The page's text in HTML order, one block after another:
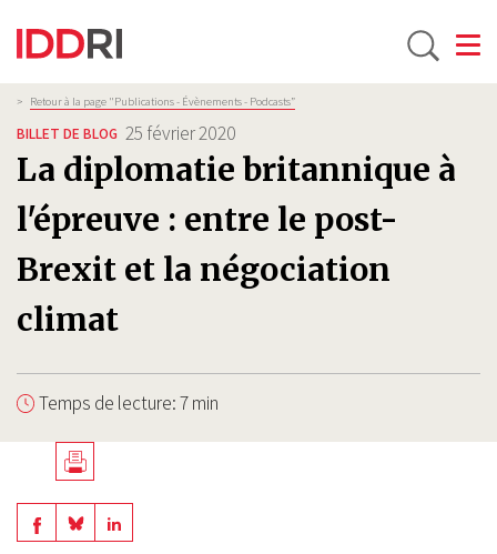
Aller
au
contenu
principal
Fil
d'Ariane
> Retour à la page "Publications - Évènements - Podcasts”
BILLET DE BLOG 25 février 2020
La diplomatie britannique à
l'épreuve : entre le post-
Brexit et la négociation
climat
Temps de lecture: 7 min
Télécharger
en
ShareShareShare